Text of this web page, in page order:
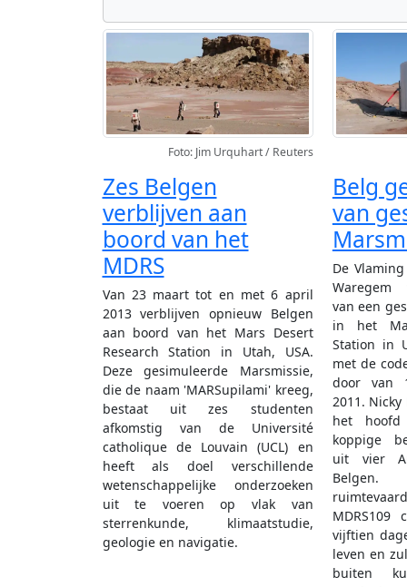
Foto: Jim Urquhart / Reuters
Zes Belgen
verblijven aan
boord van het
MDRS
Van 23 maart tot en met 6 april
2013 verblijven opnieuw Belgen
aan boord van het Mars Desert
Research Station in Utah, USA.
Deze gesimuleerde Marsmissie,
die de naam 'MARSupilami' kreeg,
bestaat uit zes studenten
afkomstig van de Université
catholique de Louvain (UCL) en
heeft als doel verschillende
wetenschappelijke onderzoeken
uit te voeren op vlak van
sterrenkunde, klimaatstudie,
geologie en navigatie.
Belg
van
De
Waregem
van een
in het
Station in
met de
door van
2011.
het
koppige
uit vier
MDRS109
vijftien
leven en
buiten